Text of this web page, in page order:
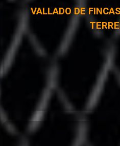
VALLADO DE